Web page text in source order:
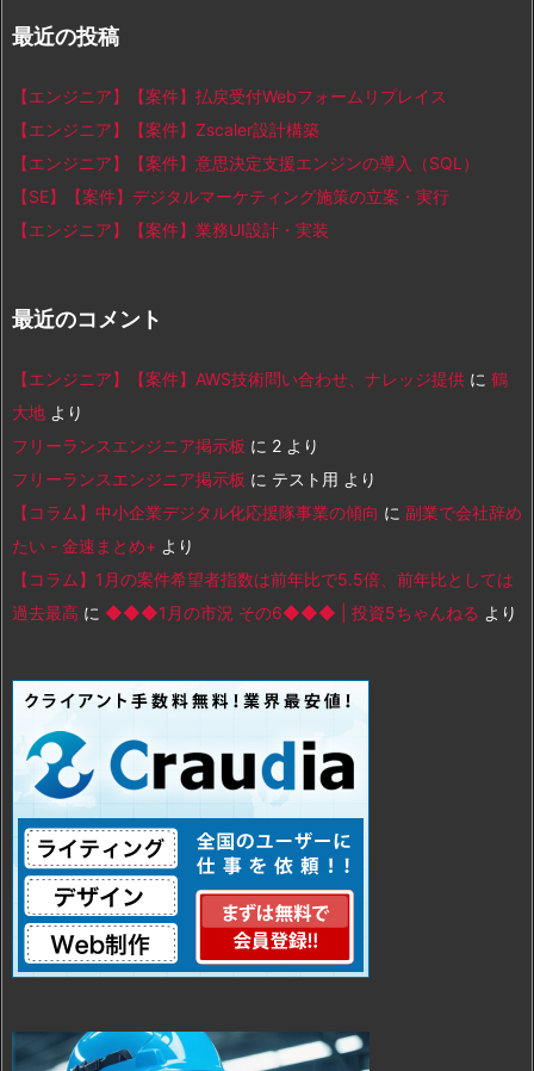
最近の投稿
【エンジニア】【案件】払戻受付Webフォームリプレイス
【エンジニア】【案件】Zscaler設計構築
【エンジニア】【案件】意思決定支援エンジンの導入（SQL）
【SE】【案件】デジタルマーケティング施策の立案・実行
【エンジニア】【案件】業務UI設計・実装
最近のコメント
【エンジニア】【案件】AWS技術問い合わせ、ナレッジ提供 に 鶴
大地 より
フリーランスエンジニア掲示板 に 2 より
フリーランスエンジニア掲示板 に テスト用 より
【コラム】中小企業デジタル化応援隊事業の傾向 に 副業で会社辞め
たい - 金速まとめ+ より
【コラム】1月の案件希望者指数は前年比で5.5倍、前年比としては
過去最高 に ◆◆◆1月の市況 その6◆◆◆ | 投資5ちゃんねる より